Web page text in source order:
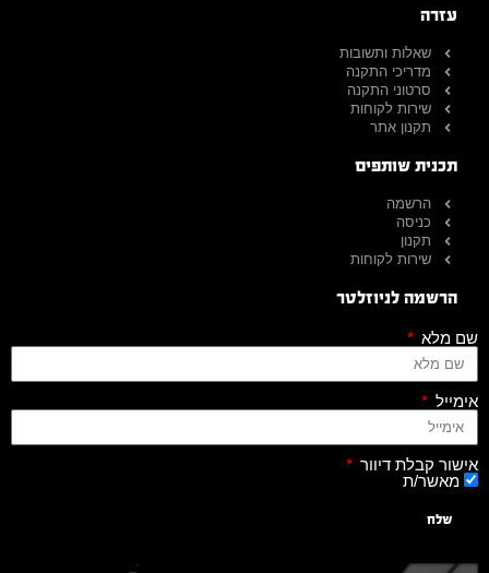
עזרה
שאלות ותשובות
מדריכי התקנה
סרטוני התקנה
שירות לקוחות
תקנון אתר
תכנית שותפים
הרשמה
כניסה
תקנון
שירות לקוחות
הרשמה לניוזלטר
שם מלא
אימייל
אישור קבלת דיוור
מאשר/ת
שלח